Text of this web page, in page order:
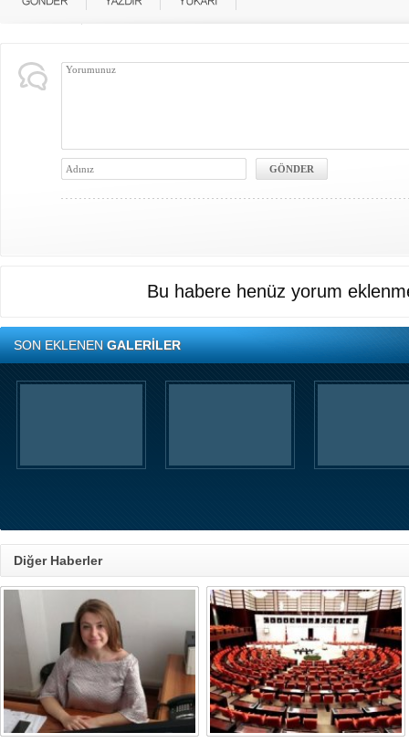
Bu habere henüz yorum
SON EKLENENGALERİLER
Diğer Haberler